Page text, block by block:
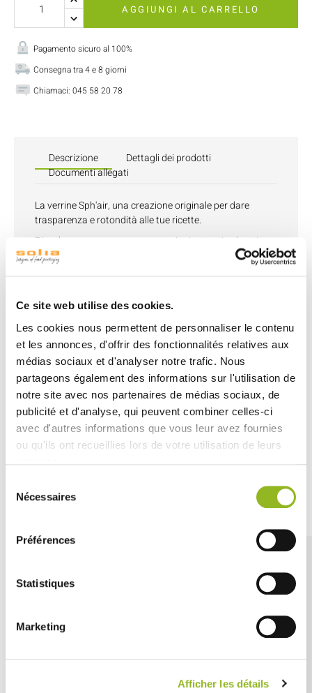
Ce site web utilise des cookies.
Les cookies nous permettent de personnaliser le contenu
et les annonces, d'offrir des fonctionnalités relatives aux
médias sociaux et d'analyser notre trafic. Nous
partageons également des informations sur l'utilisation de
notre site avec nos partenaires de médias sociaux, de
publicité et d'analyse, qui peuvent combiner celles-ci
avec d'autres informations que vous leur avez fournies
ou qu'ils ont recueillies lors de votre utilisation de leurs
Nécessaires
Préférences
Statistiques
Marketing
Afficher les détails
AGGIUNGI AL CARRELLO
Pagamento sicuro al 100%
Consegna tra 4 e 8 giorni
Chiamaci: 045 58 20 78
Descrizione
Dettagli dei prodotti
Documenti allegati
La verrine Sph'air, una creazione originale per dare
trasparenza e rotondità alle tue ricette.
Piccole creme, mousse, preparazioni a strati colorati,
dolci o salate,... La verrine più semplice si rivela nella
- Facile da riempire
Capacità: 37 ml.
Disponibile in 2 colori: Trasparente e nero
In plastica (PS).
Non riscaldare in forno né al microonde.
Uso singolo.
Découvrez aussi